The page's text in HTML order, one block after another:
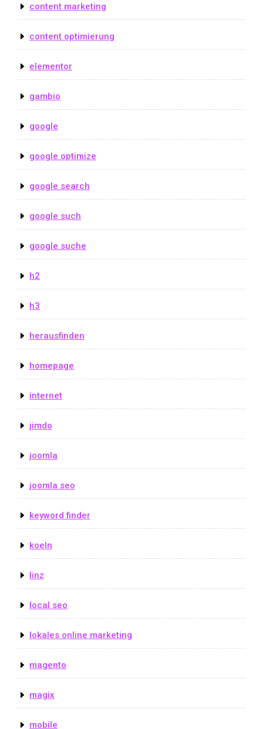
content marketing
content optimierung
elementor
gambio
google
google optimize
google search
google such
google suche
h2
h3
herausfinden
homepage
internet
jimdo
joomla
joomla seo
keyword finder
koeln
linz
local seo
lokales online marketing
magento
magix
mobile